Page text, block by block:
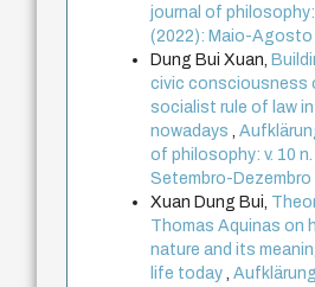
journal of philosophy:
(2022): Maio-Agosto
Dung Bui Xuan,
civic consciousness
socialist rule of law
nowadays,
of philosophy: v. 10
Setembro-Dezembro
Xuan Dung Bui,
Thomas Aquinas on
nature and its
life today,